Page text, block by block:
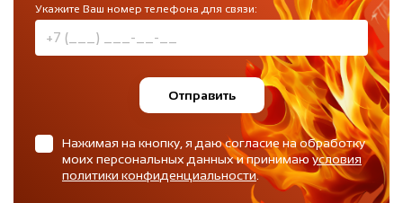
Укажите Ваш номер телефона для связи:
Отправить
Нажимая на кнопку, я даю согласие на обработку
моих персональных данных и принимаюусловия
политики конфиденциальности.